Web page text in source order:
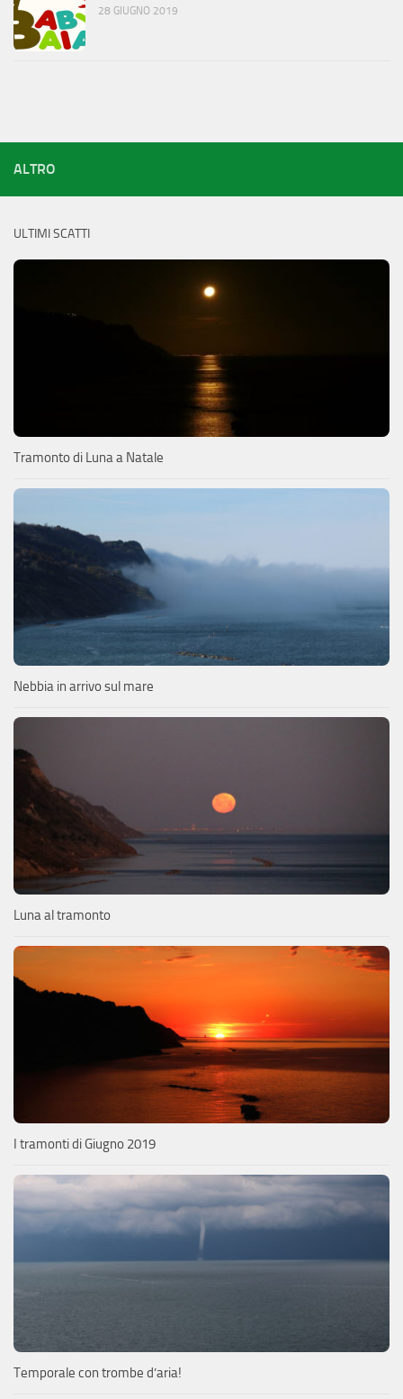
28 GIUGNO 2019
ALTRO
ULTIMI SCATTI
Tramonto di Luna a Natale
Nebbia in arrivo sul mare
Luna al tramonto
I tramonti di Giugno 2019
Temporale con trombe d’aria!